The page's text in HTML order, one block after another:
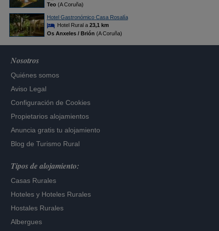
Teo(A Coruña)
Hotel Gastronómico Casa Rosalía
Hotel Rural a 23,1 km
Os Anxeles / Brión (A Coruña)
Nosotros
Quiénes somos
Aviso Legal
Configuración de Cookies
Propietarios alojamientos
Anuncia gratis tu alojamiento
Blog de Turismo Rural
Tipos de alojamiento:
Casas Rurales
Hoteles y Hoteles Rurales
Hostales Rurales
Albergues